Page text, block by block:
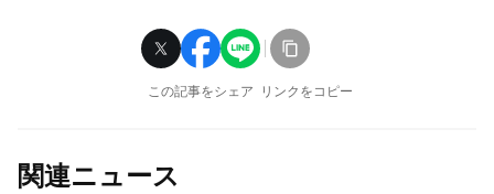
この記事をシェア リンクをコピー
関連ニュース